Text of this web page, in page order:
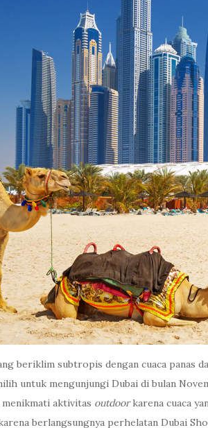
beriklim subtropis dengan cuaca panas
untuk mengunjungi Dubai di bulan
menikmati aktivitas outdoorkarena cuaca
berlangsungnya perhelatan Dubai